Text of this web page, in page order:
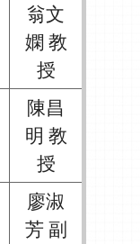
翁文
嫻 教
授
陳昌
明 教
授
廖淑
芳 副